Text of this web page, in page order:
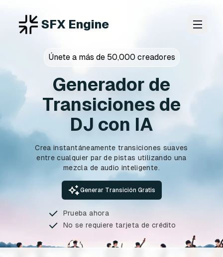
SFX Engine
Únete a más de 50,000 creadores
Generador de
Transiciones de
DJ con IA
Crea instantáneamente transiciones suaves
entre cualquier par de pistas utilizando una
mezcla de audio inteligente.
Generar Transición Gratis
Prueba ahora
No se requiere tarjeta de crédito